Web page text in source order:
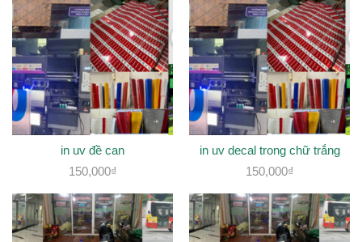
in uv đề can
150,000₫
in uv decal trong chữ trắng
150,000₫